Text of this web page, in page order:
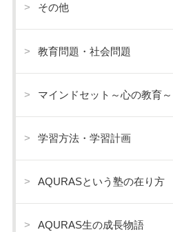
その他
教育問題・社会問題
マインドセット～心の教育～
学習方法・学習計画
AQURASという塾の在り方
AQURAS生の成長物語